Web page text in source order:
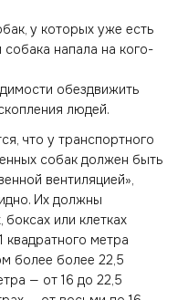
у которых уже есть
напала на кого-
обездвижить
людей.
что у транспортного
собак должен быть
вентиляцией»,
Их должны
или клетках
квадратного метра
более более 22,5
— от 16 до 22,5